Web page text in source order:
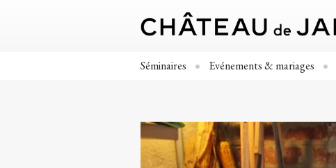
Séminaires Evénements & mariages